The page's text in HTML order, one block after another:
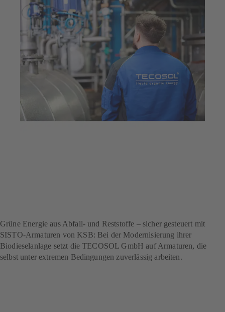
Grüne Energie aus Abfall- und Reststoffe – sicher gesteuert mit
SISTO-Armaturen von KSB: Bei der Modernisierung ihrer
Biodieselanlage setzt die TECOSOL GmbH auf Armaturen, die
selbst unter extremen Bedingungen zuverlässig arbeiten.